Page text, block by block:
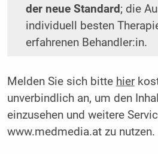
der neue Standard; die
individuell besten
erfahrenen Behandler:in.
Melden Sie sich bitte hier
unverbindlich an, um den
einzusehen und weitere
www.medmedia.at zu nutzen.